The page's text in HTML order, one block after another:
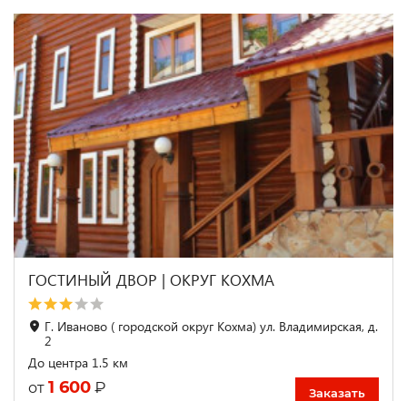
ГОСТИНЫЙ ДВОР | ОКРУГ КОХМА
Г. Иваново ( городской округ Кохма) ул. Владимирская, д.
2
До центра 1.5 км
от 1 600 ₽ Заказать